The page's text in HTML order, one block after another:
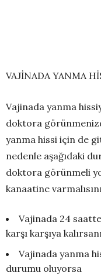
VAJİNADA YANMA
Vajinada yanma
doktora
yanma hissi için de
nedenle aşağıdaki
doktora görünmeli
kanaatine
Vajinada 24
karşı karşıya
Vajinada yanma
durumu oluyorsa